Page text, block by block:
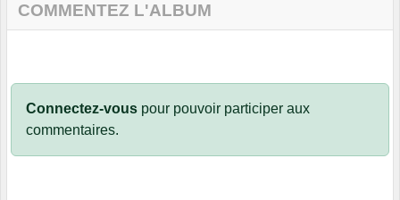
COMMENTEZ L'ALBUM
Connectez-vous pour pouvoir participer aux
commentaires.